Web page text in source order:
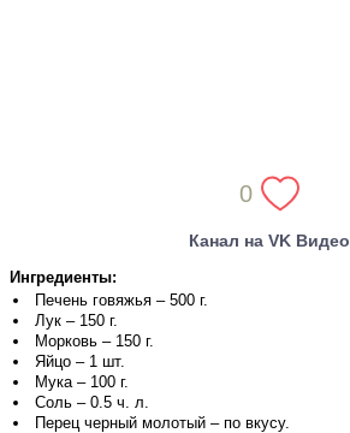
0
Канал на VK Видео
Ингредиенты:
Печень говяжья – 500 г.
Лук – 150 г.
Морковь – 150 г.
Яйцо – 1 шт.
Мука – 100 г.
Соль – 0.5 ч. л.
Перец черный молотый – по вкусу.